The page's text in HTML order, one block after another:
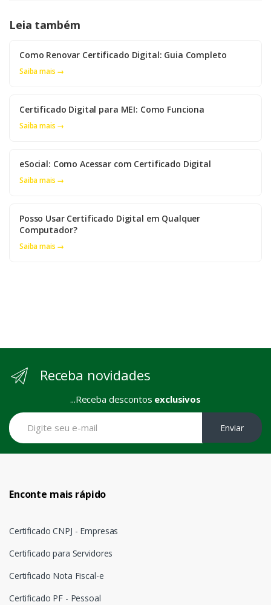
Leia também
Como Renovar Certificado Digital: Guia Completo
Saiba mais →
Certificado Digital para MEI: Como Funciona
Saiba mais →
eSocial: Como Acessar com Certificado Digital
Saiba mais →
Posso Usar Certificado Digital em Qualquer
Computador?
Saiba mais →
Receba novidades
...Receba descontos exclusivos
Enviar
Enconte mais rápido
Certificado CNPJ - Empresas
Certificado para Servidores
Certificado Nota Fiscal-e
Certificado PF - Pessoal